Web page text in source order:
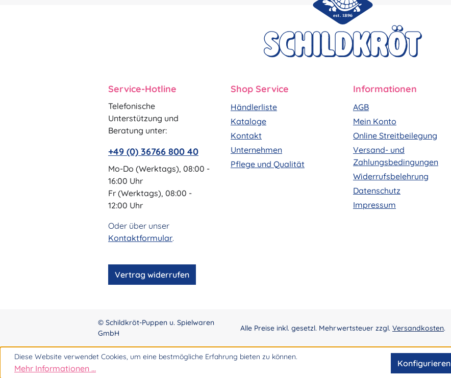
Service-Hotline
Telefonische
Unterstützung und
Beratung unter:
+49 (0) 36766 800 40
Mo-Do (Werktags), 08:00 -
16:00 Uhr
Fr (Werktags), 08:00 -
12:00 Uhr
Oder über unser
Kontaktformular.
Vertrag widerrufen
Shop Service
Händlerliste
Kataloge
Kontakt
Unternehmen
Pflege und Qualität
Informationen
AGB
Mein Konto
Online Streitbeilegung
Versand- und
Zahlungsbedingungen
Widerrufsbelehrung
Datenschutz
Impressum
© Schildkröt-Puppen u. Spielwaren
GmbH
Alle Preise inkl. gesetzl. Mehrwertsteuer zzgl. Versandkosten.
Diese Website verwendet Cookies, um eine bestmögliche Erfahrung bieten zu können.
Mehr Informationen ...
Konfigurieren